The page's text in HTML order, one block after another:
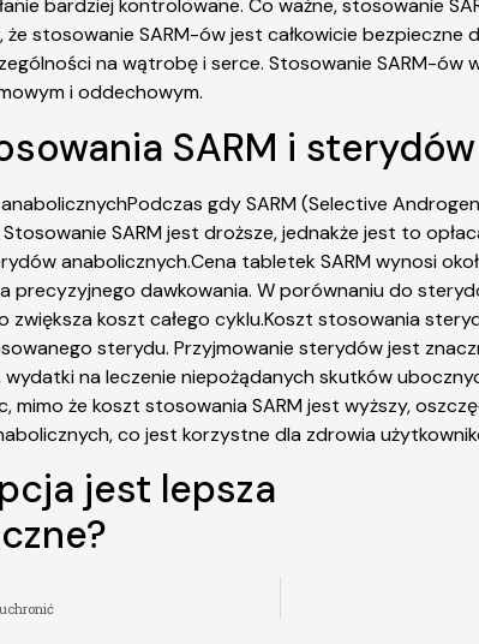
bardziej kontrolowane. Co ważne, stosowanie
stosowanie SARM-ów jest całkowicie
na wątrobę i serce. Stosowanie SARM-
i oddechowym.
SARM i
gdy SARM (Selective
SARM jest droższe, jednakże jest to
anabolicznych.Cena tabletek SARM wynosi
precyzyjnego dawkowania. W porównaniu do
zwiększa koszt całego cyklu.Koszt stosowania
sterydu. Przyjmowanie sterydów jest
na leczenie niepożądanych skutków
mimo że koszt stosowania SARM jest wyższy,
co jest korzystne dla zdrowia
jest lepsza